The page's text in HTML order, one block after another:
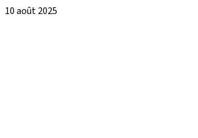
10 août 2025